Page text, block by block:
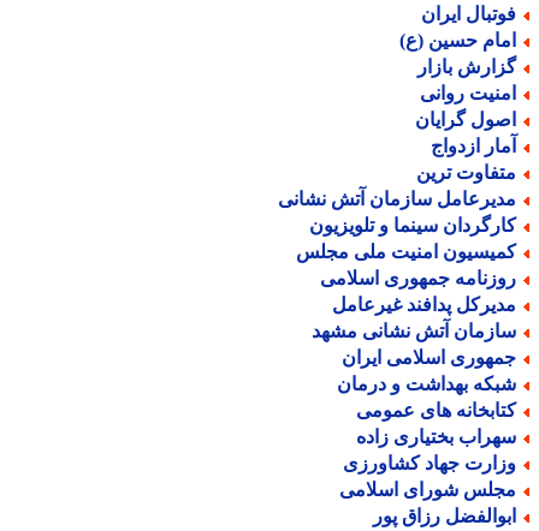
ایران
حسین (ع)
بازار
روانی
گرایان
ازدواج
ترین
سازمان آتش نشانی
سینما و تلویزیون
امنیت ملی مجلس
جمهوری اسلامی
پدافند غیرعامل
آتش نشانی مشهد
اسلامی ایران
بهداشت و درمان
های عمومی
بختیاری زاده
جهاد کشاورزی
شورای اسلامی
رزاق پور